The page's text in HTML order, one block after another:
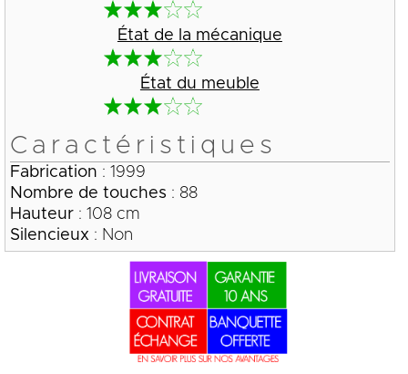
État de la mécanique
État du meuble
Caractéristiques
Fabrication : 1999
Nombre de touches : 88
Hauteur: 108 cm
Silencieux : Non